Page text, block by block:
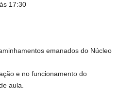
17:30
emanados do Núcleo
e no funcionamento do
aula.